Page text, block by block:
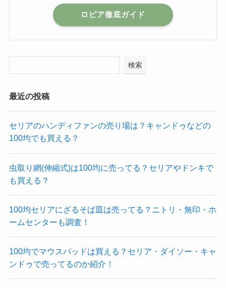
ロピア徹底ガイド
検索
最近の投稿
セリアのハンディファンの売り場は？キャンドゥなどの
100均でも買える？
虫取り網(伸縮式)は100均に売ってる？セリアやドンキで
も買える？
100均セリアにざるそば皿は売ってる？ニトリ・無印・ホ
ームセンターも調査！
100均でマウスパッドは買える？セリア・ダイソー・キャ
ンドゥで売ってるのか紹介！